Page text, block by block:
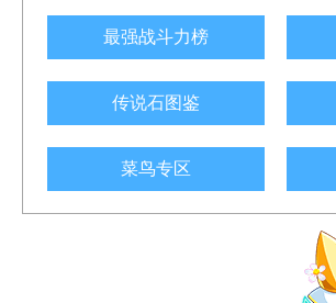
最强战斗力榜
传说石图鉴
菜鸟专区